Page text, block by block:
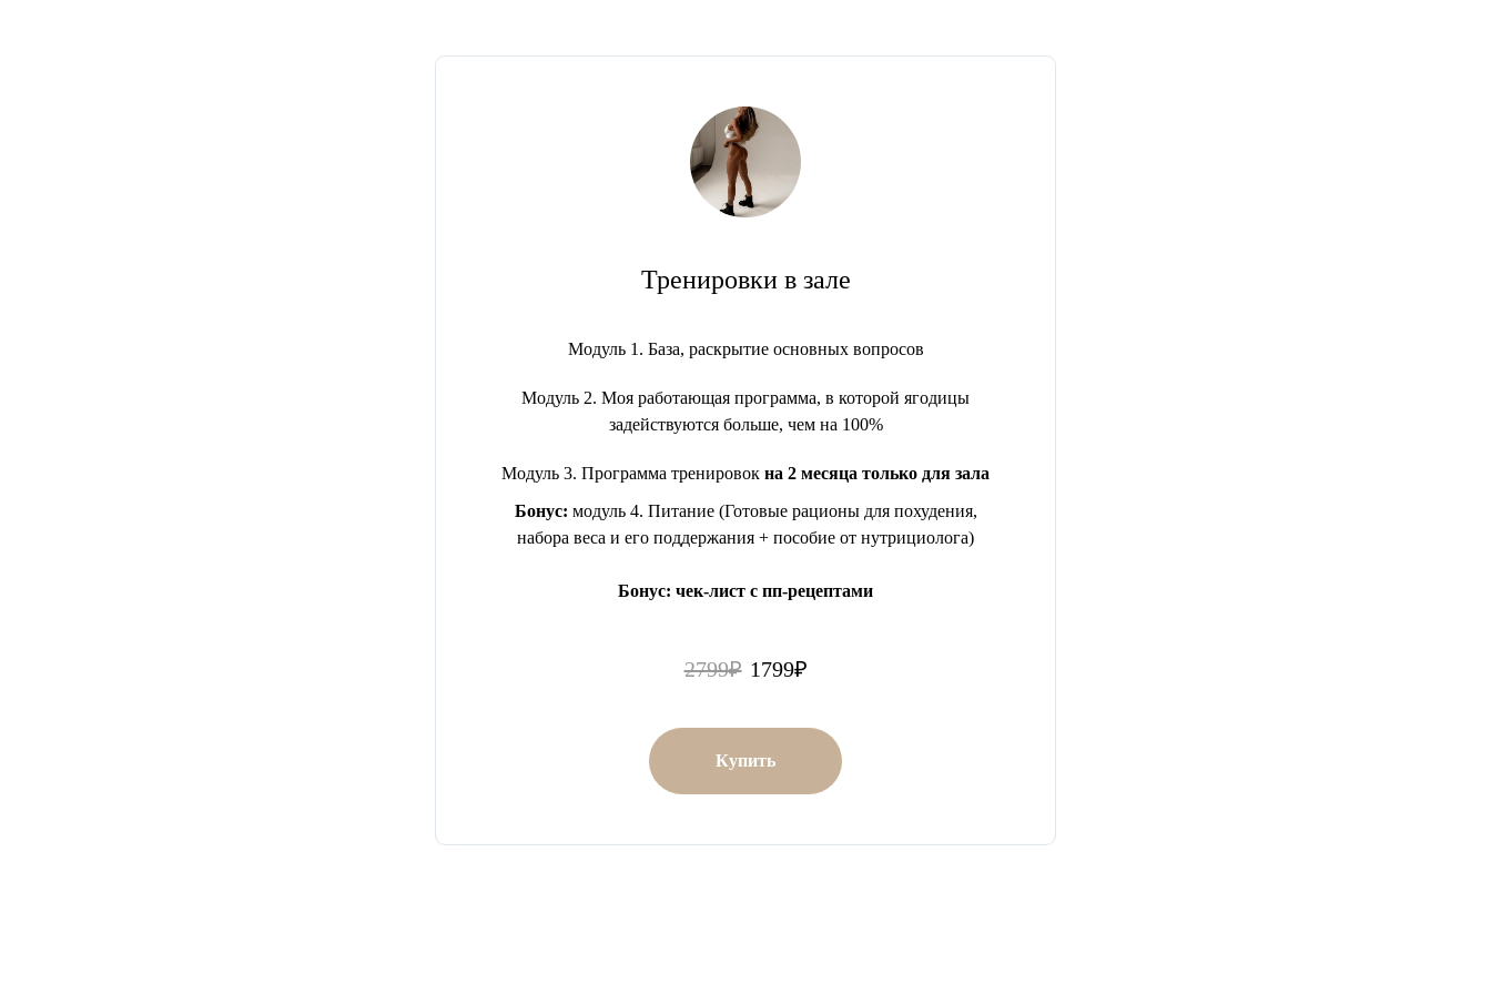
Тренировки в зале
Модуль 1. База, раскрытие основных вопросов
Модуль 2. Моя работающая программа, в которой ягодицы
задействуются больше, чем на 100%
Модуль 3. Программа тренировок на 2 месяца только для зала
Бонус: модуль 4. Питание (Готовые рационы для похудения,
набора веса и его поддержания + пособие от нутрициолога)
Бонус: чек-лист с пп-рецептами
2799₽ 1799₽
Купить